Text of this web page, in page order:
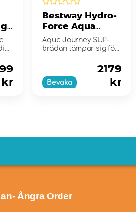
kr
Bestway Hydro-
Force Aqua
Journey Sup-
Bräda
Aqua Journey SUP-
brädan lämpar sig för
Bevaka
2179
kr
- Ångra Order